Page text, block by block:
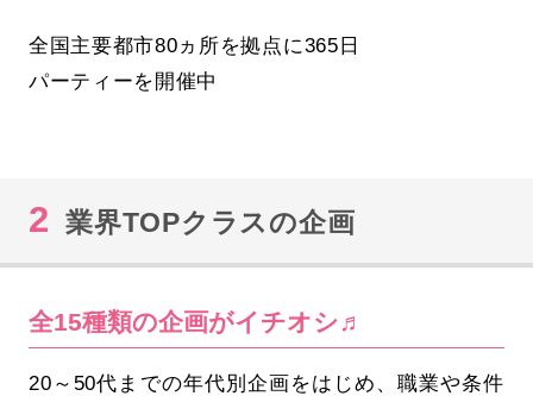
全国主要都市80ヵ所を拠点に365日
パーティーを開催中
2 業界TOPクラスの企画
全15種類の企画がイチオシ♬
20～50代までの年代別企画をはじめ、職業や条件